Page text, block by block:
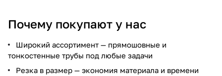
Почему покупают у нас
Широкий ассортимент — прямошовные и
тонкостенные трубы под любые задачи
Резка в размер — экономия материала и времени